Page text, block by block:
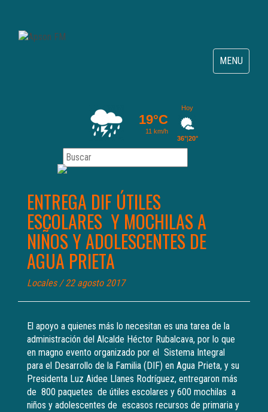
Toggle
navigation
MENU
ENTREGA DIF ÚTILES
ESCOLARES Y MOCHILAS A
NIÑOS Y ADOLESCENTES DE
AGUA PRIETA
Locales/ 22 agosto 2017
El apoyo a quienes más lo necesitan es una tarea de la
administración del Alcalde Héctor Rubalcava, por lo que
en magno evento organizado por el Sistema Integral
para el Desarrollo de la Familia (DIF) en Agua Prieta, y su
Presidenta Luz Aidee Llanes Rodríguez, entregaron más
de 800 paquetes de útiles escolares y 600 mochilas a
niños y adolescentes de escasos recursos de primaria y